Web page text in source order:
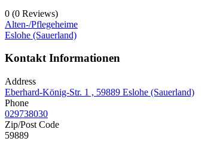
0 (0 Reviews)
Alten-/Pflegeheime
Eslohe (Sauerland)
Kontakt Informationen
Address
Eberhard-König-Str. 1 , 59889 Eslohe (Sauerland)
Phone
029738030
Zip/Post Code
59889